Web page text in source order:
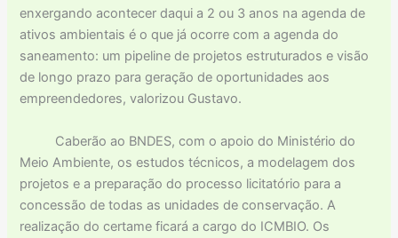
enxergando acontecer daqui a 2 ou 3 anos na agenda de
ativos ambientais é o que já ocorre com a agenda do
saneamento: um pipeline de projetos estruturados e visão
de longo prazo para geração de oportunidades aos
empreendedores, valorizou Gustavo.
Caberão ao BNDES, com o apoio do Ministério do
Meio Ambiente, os estudos técnicos, a modelagem dos
projetos e a preparação do processo licitatório para a
concessão de todas as unidades de conservação. A
realização do certame ficará a cargo do ICMBIO. Os